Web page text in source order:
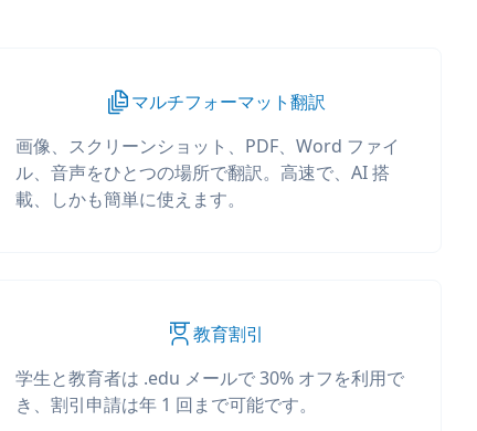
マルチフォーマット翻訳
画像、スクリーンショット、PDF、Word ファイ
ル、音声をひとつの場所で翻訳。高速で、AI 搭
載、しかも簡単に使えます。
教育割引
学生と教育者は .edu メールで 30% オフを利用で
き、割引申請は年 1 回まで可能です。